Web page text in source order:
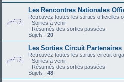
Les Rencontres Nationales
Retrouvez toutes les sorties officielles
- Sorties à venir
- Résumés des sorties passées
Sujets : 20
Les Sorties Circuit Partenaires
Retrouvez toutes les sorties circuit
- Sorties à venir
- Résumés des sorties passées
Sujets : 48